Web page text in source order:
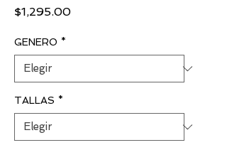
$1,295.00Precio
GENERO *
TALLAS *